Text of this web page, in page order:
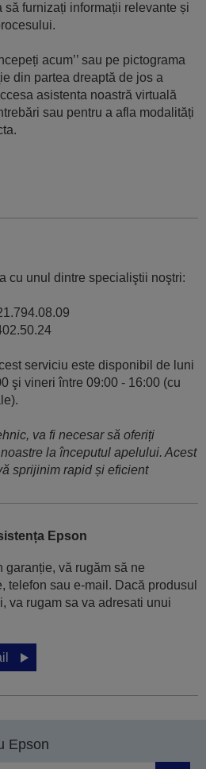
să furnizați informații relevante și
acum’’ sau pe pictograma
din partea dreaptă de jos a
asistenta noastră virtuală
sau pentru a afla modalități
cu unul dintre specialiştii noştri:
serviciu este disponibil de luni
şi vineri între 09:00 - 16:00 (cu
va fi necesar să oferiți
la începutul apelului. Acest
sprijinim rapid și eficient
Epson
garanție, vă rugăm să ne
telefon sau e-mail. Dacă produsul
va rugam sa va adresati unui
Epson